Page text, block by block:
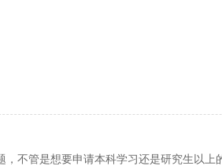
不管是想要申请本科学习还是研究生以上